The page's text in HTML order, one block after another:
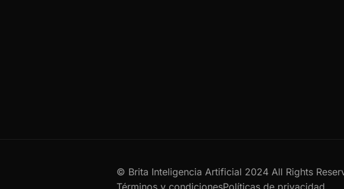
© Brita Inteligencia Artificial 2024 All Rights
Términos y condicionesPolíticas de privacidad